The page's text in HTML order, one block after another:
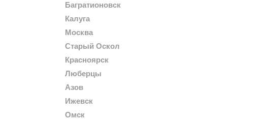
Багратионовск
Калуга
Москва
Старый Оскол
Красноярск
Люберцы
Азов
Ижевск
Омск